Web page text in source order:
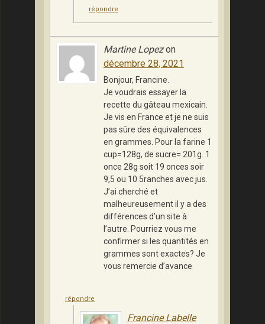
répondre
Martine Lopezon
décembre 28, 2021
Bonjour, Francine.
Je voudrais essayer la
recette du gâteau mexicain.
Je vis en France et je ne suis
pas sûre des équivalences
en grammes. Pour la farine 1
cup=128g, de sucre= 201g. 1
once 28g soit 19 onces soir
9,5 ou 10 5ranches avec jus.
J’ai cherché et
malheureusement il y a des
différences d’un site à
l’autre. Pourriez vous me
confirmer si les quantités en
grammes sont exactes? Je
vous remercie d’avance
répondre
Francine Labelle